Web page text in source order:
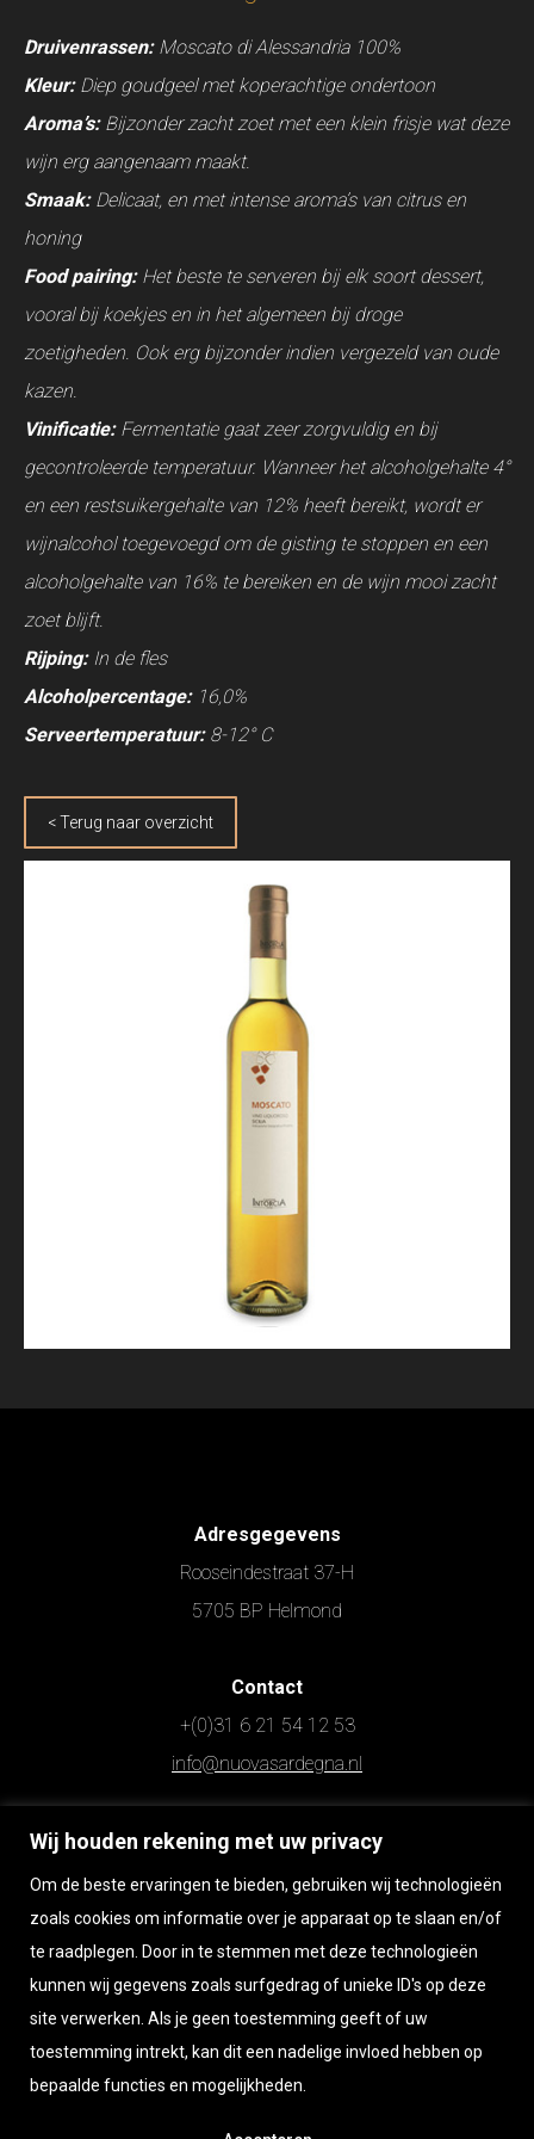
Wij houden rekening met uw privacy
Om de beste ervaringen te bieden, gebruiken wij technologieën
zoals cookies om informatie over je apparaat op te slaan en/of
te raadplegen. Door in te stemmen met deze technologieën
kunnen wij gegevens zoals surfgedrag of unieke ID's op deze
site verwerken. Als je geen toestemming geeft of uw
toestemming intrekt, kan dit een nadelige invloed hebben op
bepaalde functies en mogelijkheden.
Druivenrassen:Moscato di Alessandria 100%
Kleur: Diep goudgeel met koperachtige ondertoon
Aroma’s: Bijzonder zacht zoet met een klein frisje wat deze
wijn erg aangenaam maakt.
Smaak:Delicaat, en met intense aroma’s van citrus en
honing
Food pairing:Het beste te serveren bij elk soort dessert,
vooral bij koekjes en in het algemeen bij droge
zoetigheden. Ook erg bijzonder indien vergezeld van oude
kazen.
Vinificatie:Fermentatie gaat zeer zorgvuldig en bij
gecontroleerde temperatuur. Wanneer het alcoholgehalte 4°
en een restsuikergehalte van 12% heeft bereikt, wordt er
wijnalcohol toegevoegd om de gisting te stoppen en een
alcoholgehalte van 16% te bereiken en de wijn mooi zacht
zoet blijft.
Rijping:In de fles
Alcoholpercentage:16,0%
Serveertemperatuur:8-12° C
< Terug naar overzicht
Adresgegevens
Rooseindestraat 37-H
5705 BP Helmond
Contact
+(0)31 6 21 54 12 53
info@nuovasardegna.nl
Openingstijden
Maandag t/m zaterdag op afspraak
Zondag gesloten
Wilt u persoonlijk langskomen?
Bel of app Raimondo 06 215 412 53